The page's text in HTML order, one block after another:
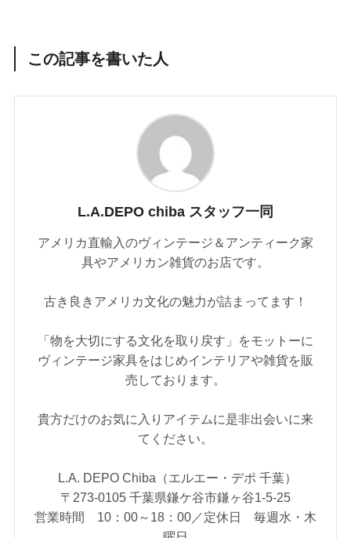
この記事を書いた人
L.A.DEPO chiba スタッフ一同
アメリカ直輸入のヴィンテージ＆アンティーク家
具やアメリカン雑貨のお店です。
古き良きアメリカ文化の魅力が詰まってます！
「物を大切にする文化を取り戻す」をモットーに
ヴィンテージ家具をはじめインテリアや雑貨を販
売しております。
貴方だけのお気に入りアイテムに是非出会いに来
てください。
L.A. DEPO Chiba（エルエー・デポ 千葉）
〒273-0105 千葉県鎌ケ谷市鎌ヶ谷1-5-25
営業時間 10：00～18：00／定休日 毎週水・木